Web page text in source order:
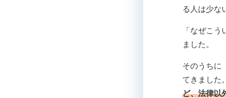
る人は少な
「なぜこ
ました。
そのうちに
てきました。
ど、法律以